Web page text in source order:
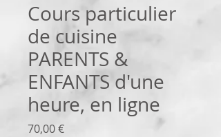
Cours particulier
de cuisine
PARENTS &
ENFANTS d'une
heure, en ligne
70,00 €Prix